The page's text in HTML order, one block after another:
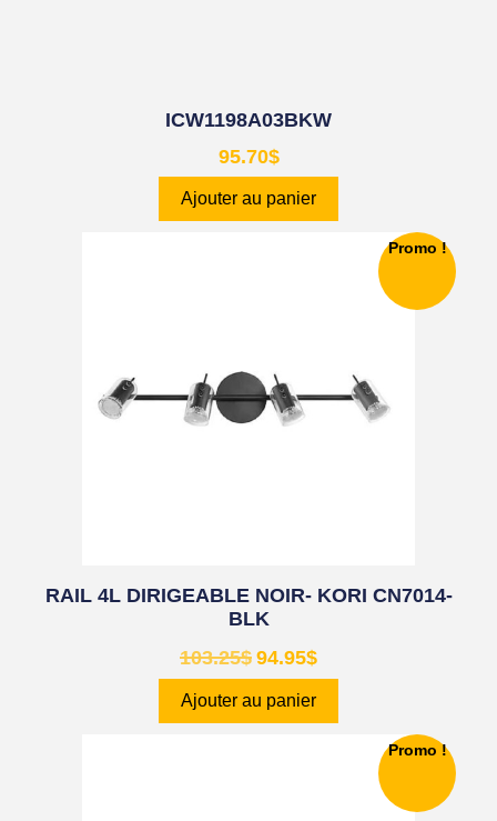
ICW1198A03BKW
95.70$
Ajouter au panier
Promo !
RAIL 4L DIRIGEABLE NOIR- KORI CN7014-
BLK
103.25$ 94.95$
Ajouter au panier
Promo !